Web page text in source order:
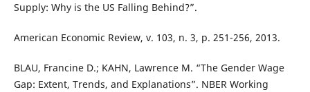
Supply: Why is the US Falling Behind?”.
American Economic Review, v. 103, n. 3, p. 251-256, 2013.
BLAU, Francine D.; KAHN, Lawrence M. “The Gender Wage
Gap: Extent, Trends, and Explanations”. NBER Working